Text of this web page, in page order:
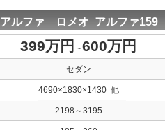
アルファ ロメオ アルファ159
399万円 ～600万円
セダン
4690×1830×1430 他
2198～3195